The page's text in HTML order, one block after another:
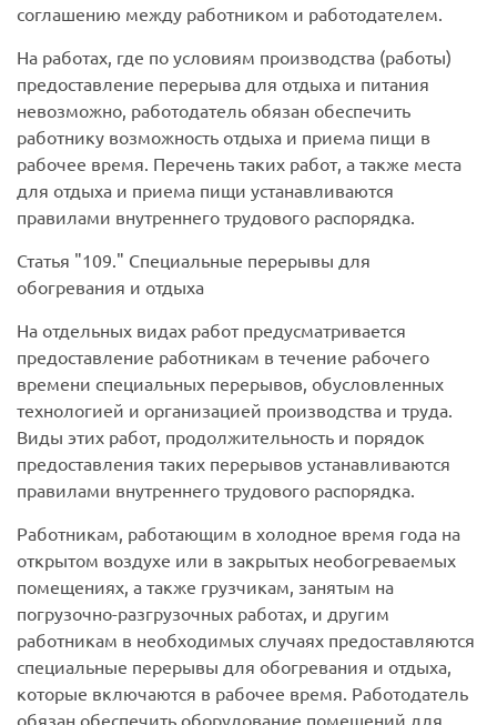
соглашению между работником и работодателем.
На работах, где по условиям производства (работы)
предоставление перерыва для отдыха и питания
невозможно, работодатель обязан обеспечить
работнику возможность отдыха и приема пищи в
рабочее время. Перечень таких работ, а также места
для отдыха и приема пищи устанавливаются
правилами внутреннего трудового распорядка.
Статья
109.
Специальные перерывы для
обогревания и отдыха
На отдельных видах работ предусматривается
предоставление работникам в течение рабочего
времени специальных перерывов, обусловленных
технологией и организацией производства и труда.
Виды этих работ, продолжительность и порядок
предоставления таких перерывов устанавливаются
правилами внутреннего трудового распорядка.
Работникам, работающим в холодное время года на
открытом воздухе или в закрытых необогреваемых
помещениях, а также грузчикам, занятым на
погрузочно-разгрузочных работах, и другим
работникам в необходимых случаях предоставляются
специальные перерывы для обогревания и отдыха,
которые включаются в рабочее время. Работодатель
обязан обеспечить оборудование помещений для